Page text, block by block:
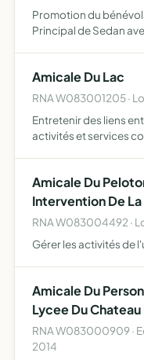
Promotion du
Principal de Sedan
Amicale Du Lac
RNA W083001205 ·
Entretenir des liens
activités et services
Amicale Du
Intervention De
RNA W083004492 ·
Gérer les activités de
Amicale Du
Lycee Du
RNA W083000909 ·
2014